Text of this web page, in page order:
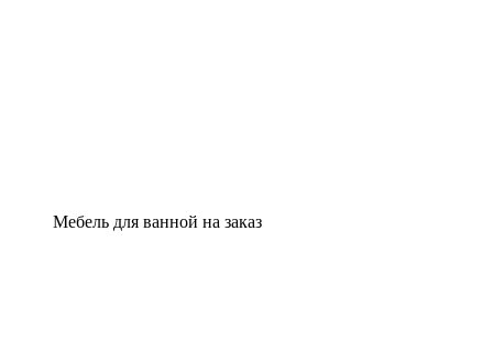
Мебель для ванной на заказ